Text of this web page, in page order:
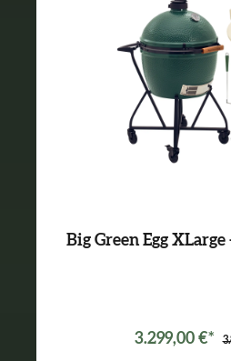
Big Green Egg XLarge
3.299,00 €*